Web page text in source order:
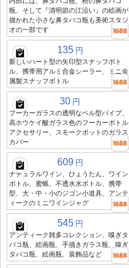
瓶、そして『清明節の江沿い』の絵画が
描かれた小さな鼻タバコ瓶も美術スタジ
オの一部です
135 円
新しいハート型の矢印型スナッフボト
ル、携帯用アルミ合金シーラー、ミニ金
属製スナッフボトル
30 円
フーカーガラスの透明なベル型パイプ、
高ホウケイ酸ガラス色のフーカーボトル
アクセサリー、スモークポットのガラス
カバー
609 円
ナチュラルワイン、ひょうたん、ワイン
ボトル、蜜蝋、不透水水ボトル、携帯
型、大・中・小のジゴン小道具、アンテ
ィークのミニワインジャグ
545 円
アンティーク雑多コレクション、嗅ぎタ
バコ瓶、絵画瓶、手描きガラス瓶、嗅ぎ
タバコ瓶、絵画瓶、装飾品など